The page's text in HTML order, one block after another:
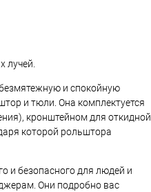
лучей.
и спокойную
и тюли. Она комплектуется
кронштейном для откидной
которой рольштора
и безопасного для людей и
Они подробно вас